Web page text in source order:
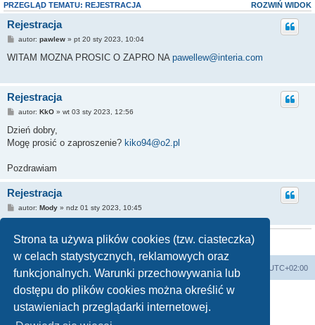
Strona ta używa plików cookies (tzw. ciasteczka)
w celach statystycznych, reklamowych oraz
funkcjonalnych. Warunki przechowywania lub
dostępu do plików cookies można określić w
ustawieniach przeglądarki internetowej.
ROZWIŃ WIDOK
PRZEGLĄD TEMATU: REJESTRACJA
Rejestracja
autor: pawlew» pt 20 sty 2023, 10:04
WITAM MOZNA PROSIC O ZAPRO NA pawellew@interia.com
Rejestracja
autor: KkO» wt 03 sty 2023, 12:56
Dzień dobry,
Mogę prosić o zaproszenie? kiko94@o2.pl
Pozdrawiam
Rejestracja
autor: Mody» ndz 01 sty 2023, 10:45
dzimi » sob 31 gru 2022, 16:09
Witam, może z Nowym Rokiem uda się otrzymać zaproszenie ;).
ekipamt@o2.pl
Na górę
Forum Strefa czasowa UTC+02:00
Usuń ciasteczka witryny
Technologię dostarczaphpBB ® Forum Software © phpBB Limited
Polski pakiet językowy dostarczaphpBB.pl